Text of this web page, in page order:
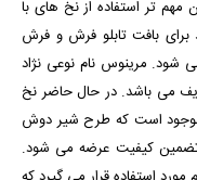
مهم تر استفاده از نخ های با
بافت تابلو فرش و فرش
شود. مرینوس نام نوعی نژاد
می باشد. در حال حاضر نخ
است که طرح شیر دوش
تضمین کیفیت عرضه می شود.